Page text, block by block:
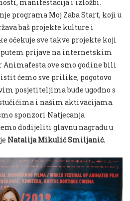
manifestacija i izložbi.
programa Moj Zaba Start, koji u
baš projekte kulture i
očekuje sve takve projekte koji
putem prijave na internetskim
Animafesta ove smo godine bili
ćemo sve prilike, pogotovo
posjetiteljima bude ugodno s
i našim aktivacijama.
sponzori Natjecanja
dodijeliti glavnu nagradu u
Natalija Mikulić Smiljanić.